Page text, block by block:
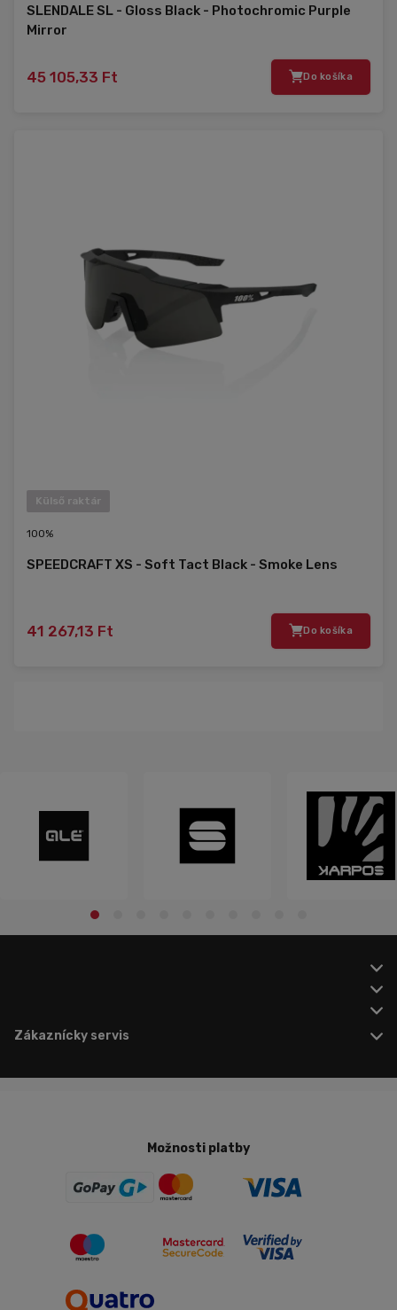
SLENDALE SL - Gloss Black - Photochromic Purple
Mirror
45 105,33 Ft Do košíka
Külső raktár
100%
SPEEDCRAFT XS - Soft Tact Black - Smoke Lens
41 267,13 Ft Do košíka
Zákaznícky servis
Možnosti platby